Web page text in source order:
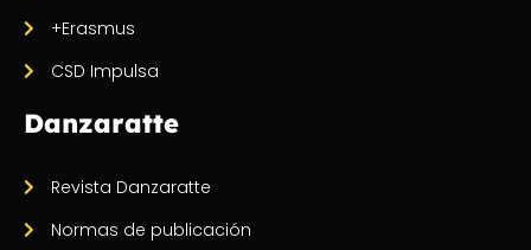
+Erasmus
CSD Impulsa
Danzaratte
Revista Danzaratte
Normas de publicación